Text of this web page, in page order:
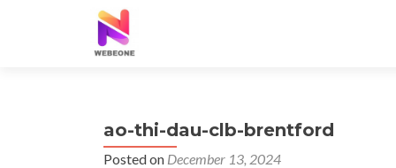
ao-thi-dau-clb-brentford
Posted on December 13, 2024